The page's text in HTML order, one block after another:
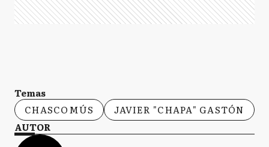
Temas
CHASCOMÚS
JAVIER "CHAPA" GASTÓN
AUTOR